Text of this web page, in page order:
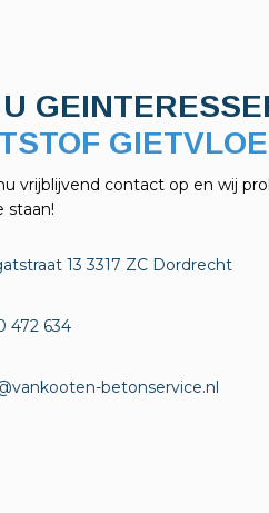
vrijblijvend contact op en wij
staan!
13 3317 ZC Dordrecht
472 634
betonservice.nl